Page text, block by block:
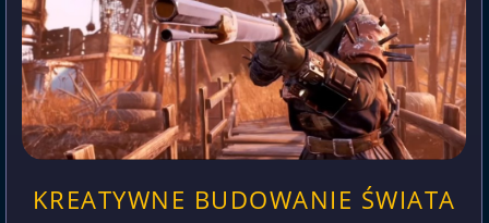
KREATYWNE BUDOWANIE ŚWIATA